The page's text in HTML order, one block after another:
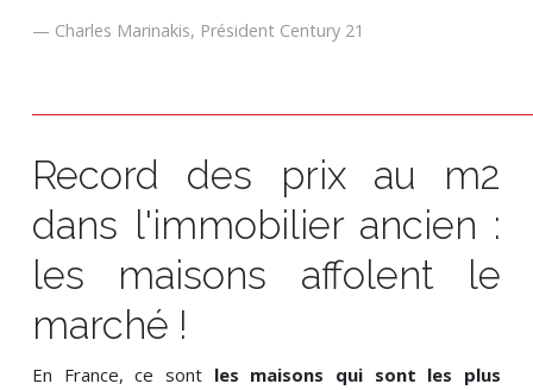
Charles Marinakis, Président Century 21
Record des prix au m2
dans l'immobilier ancien :
les maisons affolent le
marché !
En France, ce sont les maisons qui sont les plus